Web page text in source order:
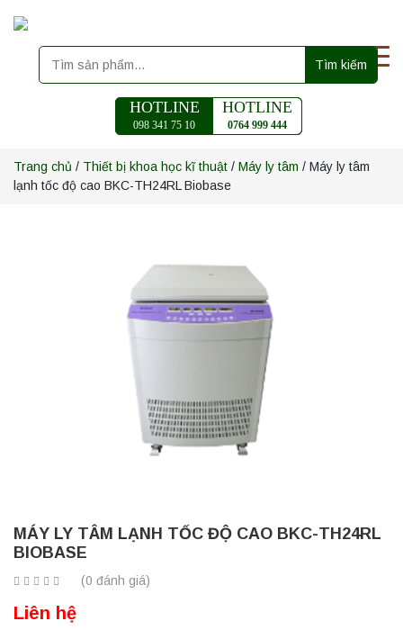
Tìm kiếm
HOTLINE
098 341 75 10
HOTLINE
0764 999 444
Trang chủ / Thiết bị khoa học kĩ thuật / Máy ly tâm / Máy ly tâm
lạnh tốc độ cao BKC-TH24RL Biobase
MÁY LY TÂM LẠNH TỐC ĐỘ CAO BKC-TH24RL
BIOBASE
(0 đánh giá)
Liên hệ